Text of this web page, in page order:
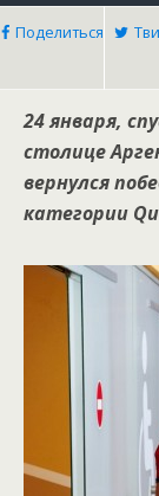
Поделиться
24 января,
столице
вернулся
категории